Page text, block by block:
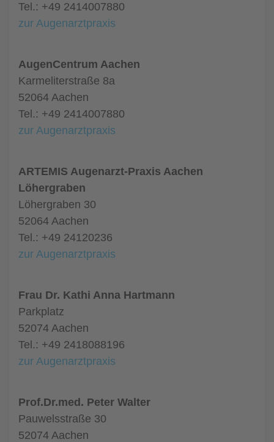
Tel.: +49 2414007880
zur Augenarztpraxis
AugenCentrum Aachen
Karmeliterstraße 8a
52064 Aachen
Tel.: +49 2414007880
zur Augenarztpraxis
ARTEMIS Augenarzt-Praxis Aachen
Löhergraben
Löhergraben 30
52064 Aachen
Tel.: +49 24120236
zur Augenarztpraxis
Frau Dr. Kathi Anna Hartmann
Parkplatz
52074 Aachen
Tel.: +49 2418088196
zur Augenarztpraxis
Prof.Dr.med. Peter Walter
Pauwelsstraße 30
52074 Aachen